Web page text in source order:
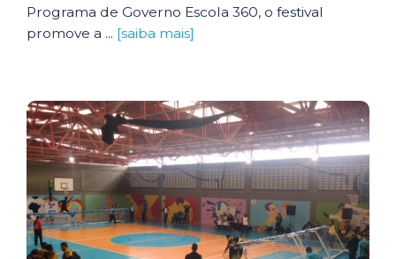
Programa de Governo Escola 360, o festival
promove a ... [saiba mais]